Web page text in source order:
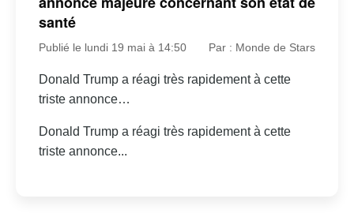
santé
Publié le lundi 19 mai à 14:50 Par : Monde de Stars
Donald Trump a réagi très rapidement à cette
triste annonce…
Donald Trump a réagi très rapidement à cette
triste annonce...